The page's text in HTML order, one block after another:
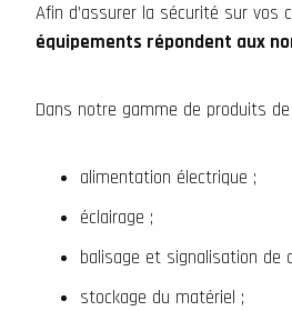
Afin d’assurer la sécurité sur vos
équipements répondent aux
Dans notre gamme de produits de
alimentation électrique ;
éclairage ;
balisage et signalisation de
stockage du matériel ;